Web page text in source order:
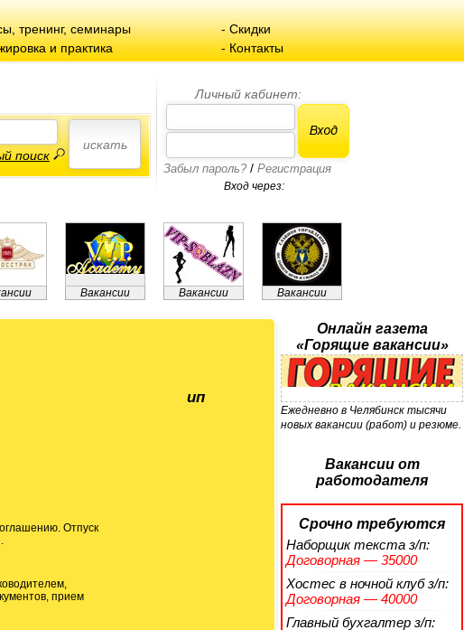
тренинг, семинары -Скидки
и практика -Контакты
поиск
Личный кабинет:
Забыл пароль? / Регистрация
Вход через:
Вакансии Вакансии Вакансии
ип
Отпуск
прием
Онлайн газета
«Горящие вакансии»
Ежедневно в Челябинск тысячи
новых вакансии (работ) и резюме.
Вакансии от
работодателя
Срочно требуются
Наборщик текста з/п:
Договорная — 35000
Хостес в ночной клубз/п:
Договорная — 40000
Главный бухгалтер з/п: